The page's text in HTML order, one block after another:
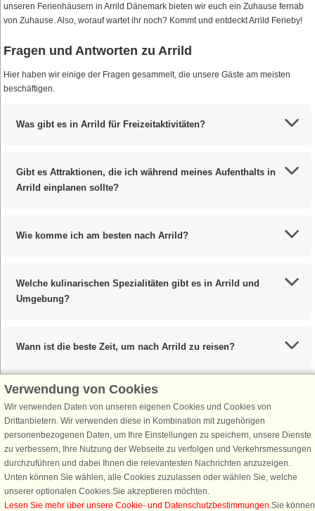
unseren Ferienhäusern in Arrild Dänemark bieten wir euch ein Zuhause fernab
von Zuhause. Also, worauf wartet ihr noch? Kommt und entdeckt Arrild Ferieby!
Fragen und Antworten zu Arrild
Hier haben wir einige der Fragen gesammelt, die unsere Gäste am meisten
beschäftigen.
Was gibt es in Arrild für Freizeitaktivitäten?
Gibt es Attraktionen, die ich während meines Aufenthalts in
Arrild einplanen sollte?
Wie komme ich am besten nach Arrild?
Welche kulinarischen Spezialitäten gibt es in Arrild und
Umgebung?
Wann ist die beste Zeit, um nach Arrild zu reisen?
Schließen Sie sich 100.000 Ferienhaus-Fans an
Erhalten Sie einen Willkommensgutschein von 25 €für Ihren nächsten
Ferienhausurlaub - melden Sie sich einfach für den DanCenter Newsletter
an. Verpassen Sie nie wieder exklusive Angebote, Gewinnspiele und
Urlaubstipps!
Verwendung von Cookies
Wir verwenden Daten von unseren eigenen Cookies und Cookies von
Drittanbietern. Wir verwenden diese in Kombination mit zugehörigen
personenbezogenen Daten, um Ihre Einstellungen zu speichern, unsere Dienste
zu verbessern, Ihre Nutzung der Webseite zu verfolgen und Verkehrsmessungen
durchzuführen und dabei Ihnen die relevantesten Nachrichten anzuzeigen.
Unten können Sie wählen, alle Cookies zuzulassen oder wählen Sie, welche
unserer optionalen Cookies Sie akzeptieren möchten.
Lesen Sie mehr über unsere Cookie- und Datenschutzbestimmungen.Sie können